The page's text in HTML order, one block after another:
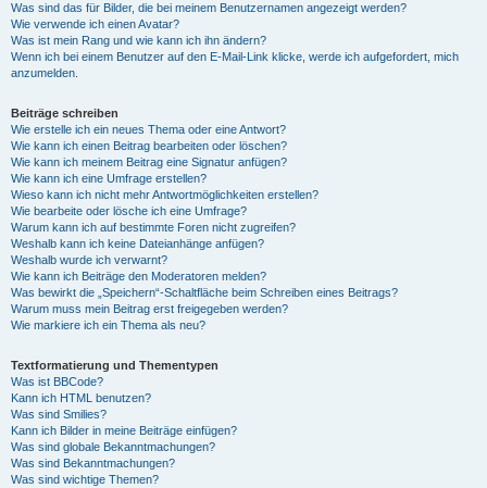
Was sind das für Bilder, die bei meinem Benutzernamen angezeigt werden?
Wie verwende ich einen Avatar?
Was ist mein Rang und wie kann ich ihn ändern?
Wenn ich bei einem Benutzer auf den E-Mail-Link klicke, werde ich aufgefordert, mich
anzumelden.
Beiträge schreiben
Wie erstelle ich ein neues Thema oder eine Antwort?
Wie kann ich einen Beitrag bearbeiten oder löschen?
Wie kann ich meinem Beitrag eine Signatur anfügen?
Wie kann ich eine Umfrage erstellen?
Wieso kann ich nicht mehr Antwortmöglichkeiten erstellen?
Wie bearbeite oder lösche ich eine Umfrage?
Warum kann ich auf bestimmte Foren nicht zugreifen?
Weshalb kann ich keine Dateianhänge anfügen?
Weshalb wurde ich verwarnt?
Wie kann ich Beiträge den Moderatoren melden?
Was bewirkt die „Speichern“-Schaltfläche beim Schreiben eines Beitrags?
Warum muss mein Beitrag erst freigegeben werden?
Wie markiere ich ein Thema als neu?
Textformatierung und Thementypen
Was ist BBCode?
Kann ich HTML benutzen?
Was sind Smilies?
Kann ich Bilder in meine Beiträge einfügen?
Was sind globale Bekanntmachungen?
Was sind Bekanntmachungen?
Was sind wichtige Themen?